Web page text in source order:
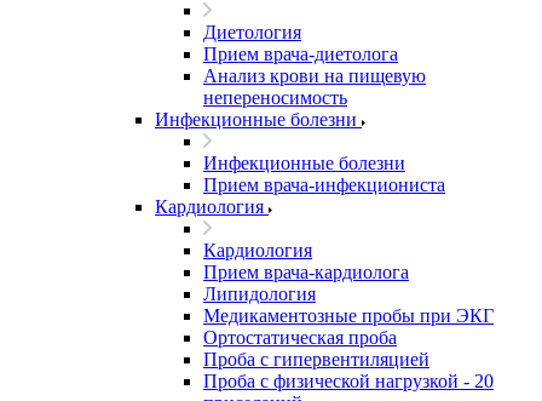
Диетология
Прием врача-диетолога
Анализ крови на пищевую
непереносимость
Инфекционные болезни
Инфекционные болезни
Прием врача-инфекциониста
Кардиология
Кардиология
Прием врача-кардиолога
Липидология
Медикаментозные пробы при ЭКГ
Ортостатическая проба
Проба с гипервентиляцией
Проба с физической нагрузкой - 20